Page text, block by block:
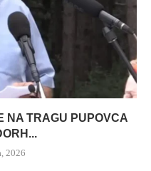
NA TRAGU PUPOVCA
2026